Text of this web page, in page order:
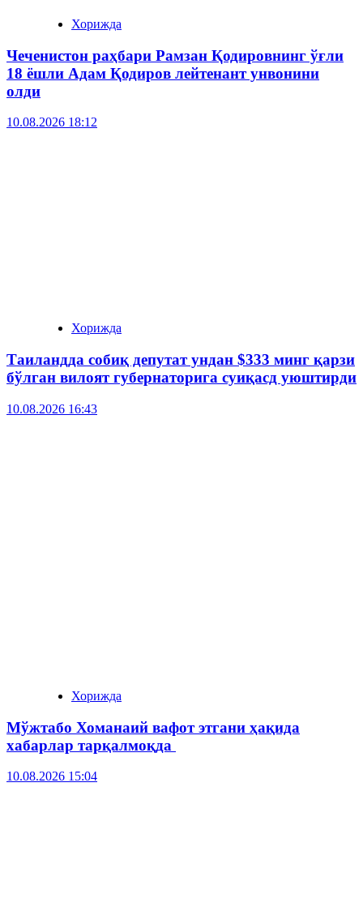
Хорижда
Чеченистон раҳбари Рамзан Қодировнинг ўғли
18 ёшли Адам Қодиров лейтенант унвонини
олди
10.08.2026 18:12
Хорижда
Таиландда собиқ депутат ундан $333 минг қарзи
бўлган вилоят губернаторига суиқасд уюштирди
10.08.2026 16:43
Хорижда
Мўжтабо Хоманаий вафот этгани ҳақида
хабарлар тарқалмоқда
10.08.2026 15:04